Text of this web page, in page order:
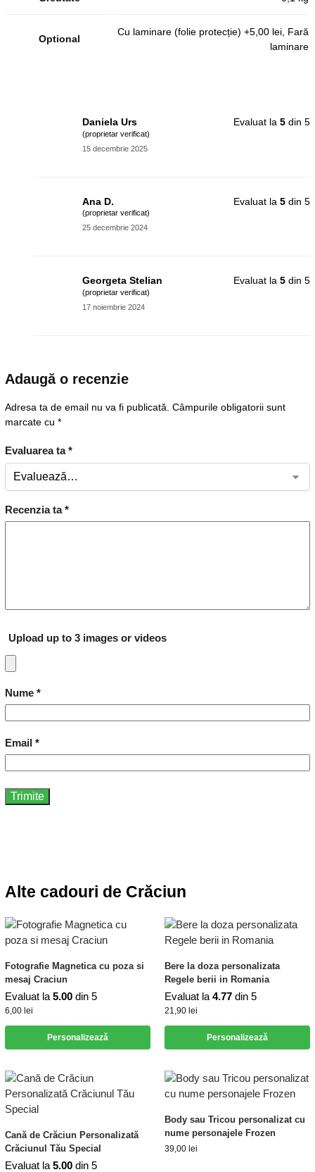
Optional
Cu laminare (folie protecție) +5,00 lei, Fară
laminare
Evaluat la 5 din 5
Daniela Urs
(proprietar verificat)
15 decembrie 2025
Evaluat la 5 din 5
Ana D.
(proprietar verificat)
25 decembrie 2024
Evaluat la 5 din 5
Georgeta Stelian
(proprietar verificat)
17 noiembrie 2024
Adaugă o recenzie
Adresa ta de email nu va fi publicată. Câmpurile obligatorii sunt
marcate cu *
Evaluarea ta*
Recenzia ta*
Upload up to 3 images or videos
Nume *
Email *
Alte cadouri de Crăciun
Fotografie Magnetica cu poza si
mesaj Craciun
Evaluat la 5.00 din 5
6,00 lei
Personalizează
Bere la doza personalizata
Regele berii in Romania
Evaluat la 4.77 din 5
21,90 lei
Personalizează
Cană de Crăciun Personalizată
Crăciunul Tău Special
Evaluat la 5.00 din 5
Body sau Tricou personalizat cu
nume personajele Frozen
39,00 lei